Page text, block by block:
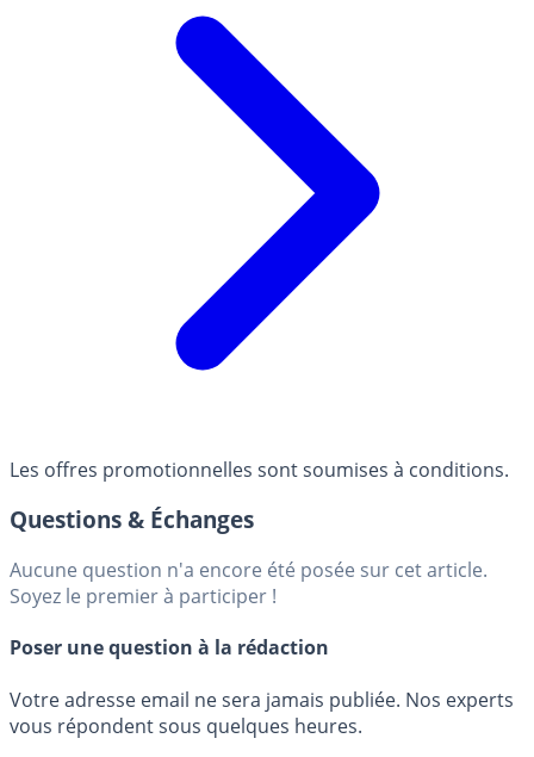
Les offres promotionnelles sont soumises à conditions.
Questions & Échanges
Aucune question n'a encore été posée sur cet article.
Soyez le premier à participer !
Poser une question à la rédaction
Votre adresse email ne sera jamais publiée. Nos experts
vous répondent sous quelques heures.